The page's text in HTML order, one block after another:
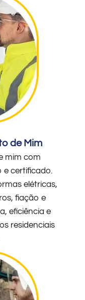
de Mim
mim com
e certificado.
elétricas,
fiação e
eficiência e
residenciais